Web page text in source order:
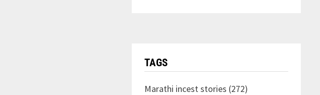
TAGS
Marathi incest stories (272)